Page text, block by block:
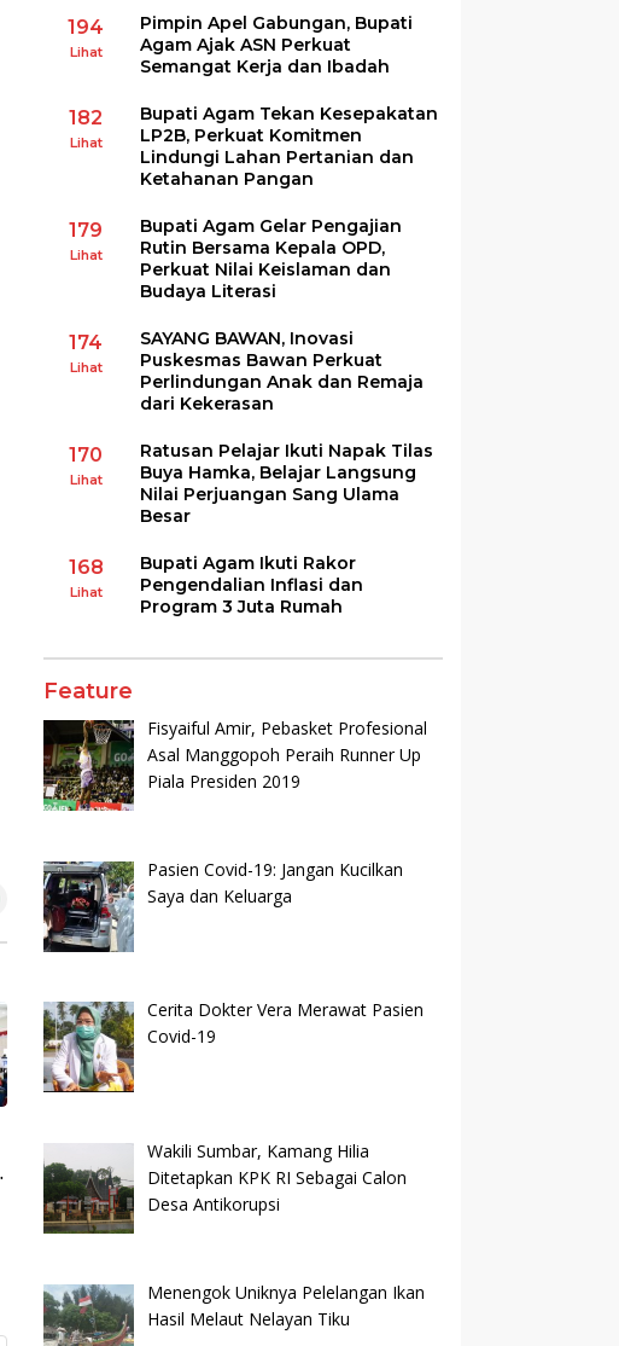
194
Lihat
Pimpin Apel Gabungan, Bupati
Agam Ajak ASN Perkuat
Semangat Kerja dan Ibadah
182
Lihat
Bupati Agam Tekan Kesepakatan
LP2B, Perkuat Komitmen
Lindungi Lahan Pertanian dan
Ketahanan Pangan
179
Lihat
Bupati Agam Gelar Pengajian
Rutin Bersama Kepala OPD,
Perkuat Nilai Keislaman dan
Budaya Literasi
174
Lihat
SAYANG BAWAN, Inovasi
Puskesmas Bawan Perkuat
Perlindungan Anak dan Remaja
dari Kekerasan
170
Lihat
Ratusan Pelajar Ikuti Napak Tilas
Buya Hamka, Belajar Langsung
Nilai Perjuangan Sang Ulama
Besar
168
Lihat
Bupati Agam Ikuti Rakor
Pengendalian Inflasi dan
Program 3 Juta Rumah
Feature
Fisyaiful Amir, Pebasket Profesional
Asal Manggopoh Peraih Runner Up
Piala Presiden 2019
Pasien Covid-19: Jangan Kucilkan
Saya dan Keluarga
Cerita Dokter Vera Merawat Pasien
Covid-19
Wakili Sumbar, Kamang Hilia
Ditetapkan KPK RI Sebagai Calon
Desa Antikorupsi
Menengok Uniknya Pelelangan Ikan
Hasil Melaut Nelayan Tiku